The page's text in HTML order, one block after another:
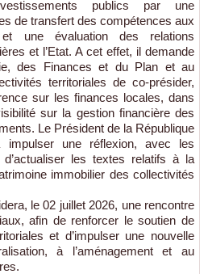
publics par une
de transfert des compétences aux
et une évaluation des relations
et l’Etat. A cet effet, il demande
des Finances et du Plan et au
territoriales de co-présider,
sur les finances locales, dans
sur la gestion financière des
Le Président de la République
impulser une réflexion, avec les
les textes relatifs à la
immobilier des collectivités
le 02 juillet 2026, une rencontre
afin de renforcer le soutien de
et d’impulser une nouvelle
à l’aménagement et au